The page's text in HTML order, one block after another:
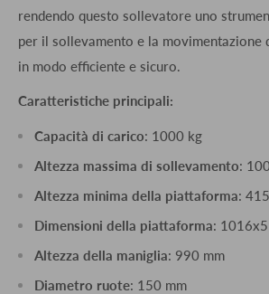
rendendo questo sollevatore uno
per il sollevamento e la movimentazione
in modo efficiente e sicuro.
Caratteristiche principali:
Capacità di carico: 1000 kg
Altezza massima di sollevamento:
Altezza minima della piattaforma:
Dimensioni della piattaforma:
Altezza della maniglia: 990 mm
Diametro ruote: 150 mm